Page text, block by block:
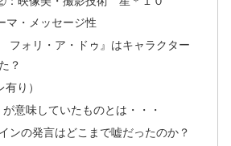
マ・メッセージ性
フォリ・ア・ドゥ』はキャラクター
？
り）
意味していたものとは・・・
ンの発言はどこまで嘘だったのか？